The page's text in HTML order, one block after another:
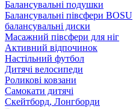
Балансувальні подушки
Балансувальні півсфери BOSU
балансувальні диски
Масажний півсфери для ніг
Активний відпочинок
Настільний футбол
Дитячі велосипеди
Роликові ковзани
Самокати дитячі
Скейтборд, Лонгборди